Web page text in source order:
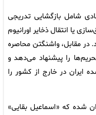
شامل بازگشایی تدریجی
یا انتقال ذخایر اورانیوم
در مقابل، واشنگتن محاصره
را پیشنهاد می‌دهد و
ایران در خارج از کشور را
شده که «اسماعیل بقایی»